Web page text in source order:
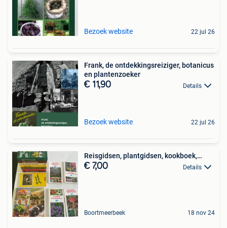
Bezoek website 22 jul 26
Frank, de ontdekkingsreiziger, botanicus
en plantenzoeker
€ 11,90 Details
Bezoek website 22 jul 26
Reisgidsen, plantgidsen, kookboek,…
€ 7,00 Details
Boortmeerbeek 18 nov 24